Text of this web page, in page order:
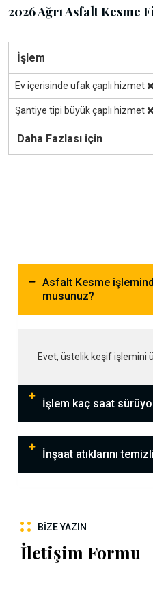
2026 Ağrı Asfalt Kesme
İşlem
Ev içerisinde ufak çaplı hizmet
Şantiye tipi büyük çaplı hizmet
Daha Fazlası için
Asfalt Kesme
musunuz?
Evet, üstelik keşif işlemini
İşlem kaç saat
İnşaat atıklarını
BIZE YAZIN
İletişim Formu